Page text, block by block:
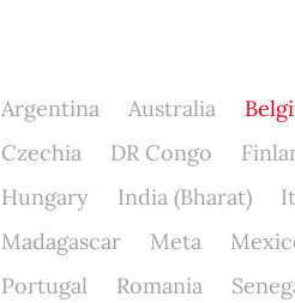
Argentina Australia
Czechia
DR Congo
Hungary
India (Bharat)
Madagascar
Meta
Portugal
Romania